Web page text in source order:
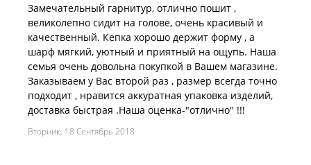
Замечательный гарнитур, отлично пошит ,
великолепно сидит на голове, очень красивый и
качественный. Кепка хорошо держит форму , а
шарф мягкий, уютный и приятный на ощупь. Наша
семья очень довольна покупкой в Вашем магазине.
Заказываем у Вас второй раз , размер всегда точно
подходит , нравится аккуратная упаковка изделий,
доставка быстрая .Наша оценка-"отлично" !!!
Вторник, 18 Сентябрь 2018